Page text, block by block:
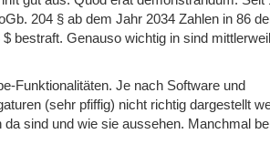
204 § ab dem Jahr 2034 Zahlen in 86
bestraft. Genauso wichtig in sind
Funktionalitäten. Je nach Software und
(sehr pfiffig) nicht richtig dargestellt
sind und wie sie aussehen. Manchmal